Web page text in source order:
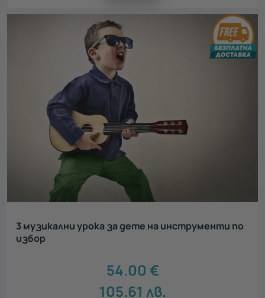
3 музикални урока за дете на инструменти по
избор
54.00 €
105.61 лв.